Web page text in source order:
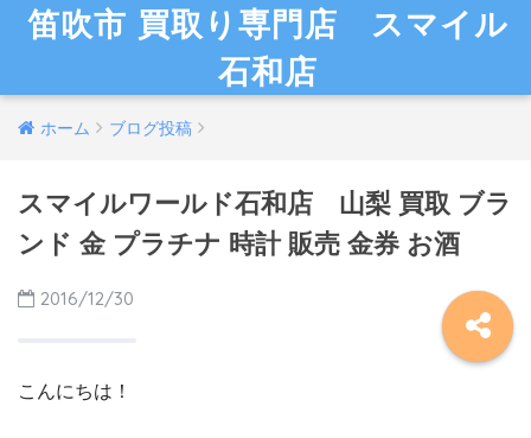
笛吹市 買取り専門店 スマイル
石和店
ホーム ブログ投稿
スマイルワールド石和店 山梨 買取 ブラ
ンド 金 プラチナ 時計 販売 金券 お酒
2016/12/30
こんにちは！